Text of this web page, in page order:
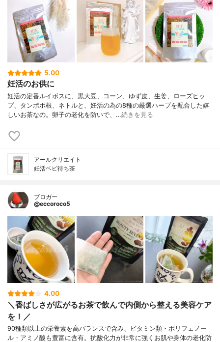
5.00
妊活のお供に
妊活の定番ルイボスに、黒大豆、コーン、ゆず皮、生姜、ローズヒッ
プ、タンポポ根、ネトルと、妊活の為の8種の厳選ハーブを配合した嬉
しいお茶なの。卵子の老化を防いで、…続きを見る
アールクリエイト
妊活ベビ待ち茶
ブロガー
@eccoroco5
4.00
＼香ばしさが広がるお茶で飲んで内側から整える美容ケア
を！／
90種類以上の栄養素を高バランスで含み、ビタミン類・ポリフェノー
ル・アミノ酸も豊富に含有。抗酸化力が非常に強くお肌や身体の老化防